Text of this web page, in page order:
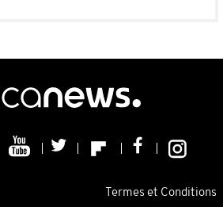
Termes et Conditions